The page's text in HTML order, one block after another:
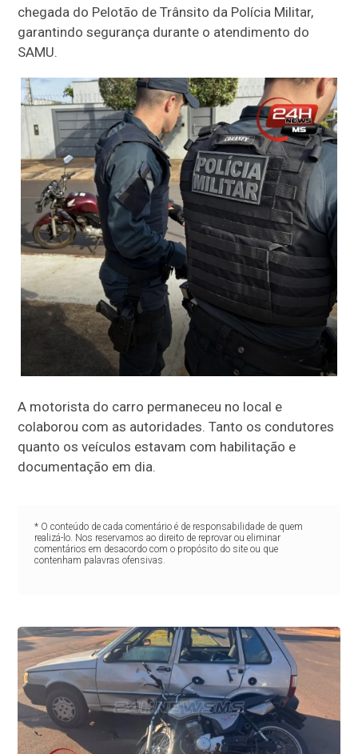
chegada do Pelotão de Trânsito da Polícia Militar,
garantindo segurança durante o atendimento do
SAMU.
A motorista do carro permaneceu no local e
colaborou com as autoridades. Tanto os condutores
quanto os veículos estavam com habilitação e
documentação em dia.
* O conteúdo de cada comentário é de responsabilidade de quem
realizá-lo. Nos reservamos ao direito de reprovar ou eliminar
comentários em desacordo com o propósito do site ou que
contenham palavras ofensivas.